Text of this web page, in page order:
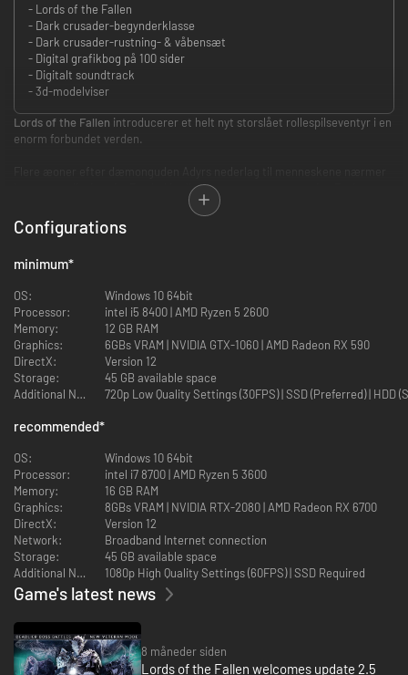
- Lords of the Fallen
- Dark crusader-begynderklasse
- Dark crusader-rustning- & våbensæt
- Digital grafikbog på 100 sider
- Digitalt soundtrack
- 3d-modelviser
Lords of the Fallen introducerer et helt nyt storslået rollespilseventyr i en
enorm forbundet verden.
hans genoplivning sig. Du skal i rollen som en sagnomspunden Dark
Crusader drage ud på et storslået eventyr gennem både de levende og
dødes riger i en omfattende rollespilsoplevelse for at fælde Adyr én gang
for alle. Indeholder enorme boss-kampe, hurtig og udfordrende kamp og
Udforsk en enorm forbundet verden
Rejs gennem to omfattende parallelverdener – de levendes og de dødes –
som har hver deres egne ruter, hemmeligheder, skatte … og fjender.
Lær hurtig og udfordrende kamp
Vælg mellem hundredvis af unikke våben, lige fra hårdtslående plejler til
armbrøster med høj affyringshastighed, eller drop metallet, og kast dig i
stedet ud i altødelæggende magiske angreb.
Skriv din egen legende
Tilpas din figurs udseende, og vælg blandt de ni varierede figurklasser.
Uanset hvilken vej du vælger til at begynde med, kan du altid udvikle din
egen spillestil ved at opgradere egenskaber og våben.
Configurations
minimum*
OS:
Windows 10 64bit
Processor:
intel i5 8400 | AMD Ryzen 5 2600
Memory:
12 GB RAM
Graphics:
6GBs VRAM | NVIDIA GTX-1060 | AMD Radeon RX 590
DirectX:
Version 12
Storage:
45 GB available space
Additional Notes:
720p Low Quality Settings (30FPS) | SSD (Preferred) | HDD
recommended*
OS:
Windows 10 64bit
Processor:
intel i7 8700 | AMD Ryzen 5 3600
Memory:
16 GB RAM
Graphics:
8GBs VRAM | NVIDIA RTX-2080 | AMD Radeon RX 6700
DirectX:
Version 12
Network:
Broadband Internet connection
Storage:
45 GB available space
Additional Notes:
1080p High Quality Settings (60FPS) | SSD Required
Game's latest news
8 måneder siden
Lords of the Fallen welcomes update 2.5